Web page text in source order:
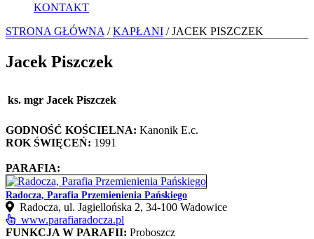
KONTAKT
STRONA GŁÓWNA /KAPŁANI / JACEK PISZCZEK
Jacek Piszczek
ks. mgr Jacek Piszczek
GODNOŚĆ KOŚCIELNA: Kanonik E.c.
ROK ŚWIĘCEŃ: 1991
PARAFIA:
Radocza, Parafia Przemienienia Pańskiego
Radocza, ul. Jagiellońska 2, 34-100 Wadowice
www.parafiaradocza.pl
FUNKCJA W PARAFII: Proboszcz